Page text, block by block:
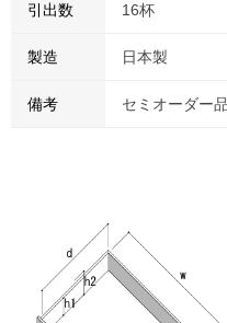
引出数 16杯
製造 日本製
備考 セミオーダー